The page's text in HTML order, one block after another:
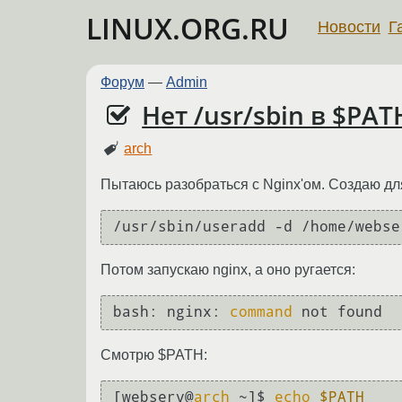
LINUX.ORG.RU Новости
Форум — Admin
Нет /usr/sbin в
arch
Пытаюсь разобраться с Nginx'ом. Создаю
/usr/sbin/useradd -d /home/
Потом запускаю nginx, а оно ругается:
bash: nginx: command not found
Смотрю $PATH:
[webserv@arch ~]$ echo $PATH